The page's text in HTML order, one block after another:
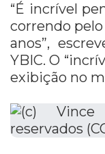
“É incrível
correndo
anos”,
YBIC.O
exibição no